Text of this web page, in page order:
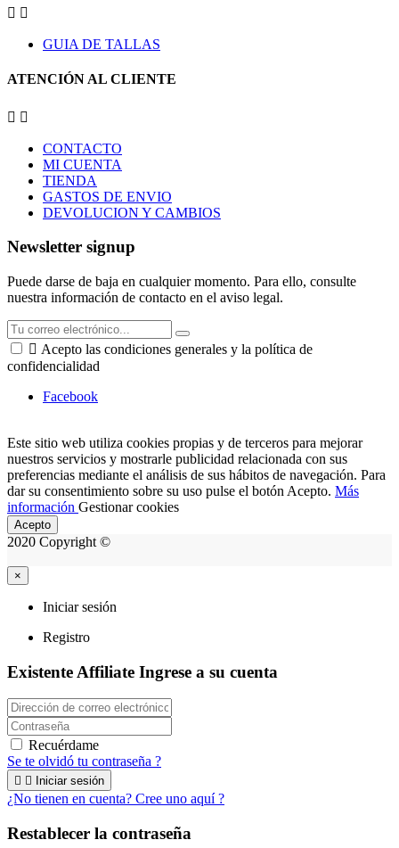
 
GUIA DE TALLAS
ATENCIÓN AL CLIENTE
 
CONTACTO
MI CUENTA
TIENDA
GASTOS DE ENVIO
DEVOLUCION Y CAMBIOS
Newsletter signup
Puede darse de baja en cualquier momento. Para ello, consulte
nuestra información de contacto en el aviso legal.
 Acepto las condiciones generales y la política de
confidencialidad
Facebook
Este sitio web utiliza cookies propias y de terceros para mejorar
nuestros servicios y mostrarle publicidad relacionada con sus
preferencias mediante el análisis de sus hábitos de navegación. Para
dar su consentimiento sobre su uso pulse el botón Acepto. Más
información Gestionar cookies
Acepto
2020 Copyright ©
×
Iniciar sesión
Registro
Existente Affiliate Ingrese a su cuenta
Recuérdame
Se te olvidó tu contraseña ?
  Iniciar sesión
¿No tienen en cuenta? Cree uno aquí ?
Restablecer la contraseña